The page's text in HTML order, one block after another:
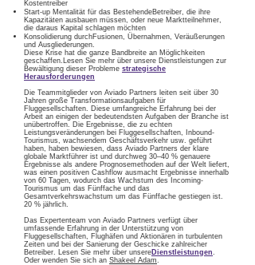
Kostentreiber
Start-up Mentalität für das BestehendeBetreiber, die ihre
Kapazitäten ausbauen müssen, oder neue Marktteilnehmer,
die daraus Kapital schlagen möchten
Konsolidierung durchFusionen, Übernahmen, Veräußerungen
und Ausgliederungen.
Diese Krise hat die ganze Bandbreite an Möglichkeiten
geschaffen. Lesen Sie mehr über unsere Dienstleistungen zur
Bewältigung dieser Probleme strategische
Herausforderungen
Die Teammitglieder von Aviado Partners leiten seit über 30
Jahren große Transformationsaufgaben für
Fluggesellschaften. Diese umfangreiche Erfahrung bei der
Arbeit an einigen der bedeutendsten Aufgaben der Branche ist
unübertroffen. Die Ergebnisse, die zu echten
Leistungsveränderungen bei Fluggesellschaften, Inbound-
Tourismus, wachsendem Geschäftsverkehr usw. geführt
haben, haben bewiesen, dass Aviado Partners der klare
globale Marktführer ist und durchweg 30–40 % genauere
Ergebnisse als andere Prognosemethoden auf der Welt liefert,
was einen positiven Cashflow ausmacht Ergebnisse innerhalb
von 60 Tagen, wodurch das Wachstum des Incoming-
Tourismus um das Fünffache und das
Gesamtverkehrswachstum um das Fünffache gestiegen ist.
20 % jährlich.
Das Expertenteam von Aviado Partners verfügt über
umfassende Erfahrung in der Unterstützung von
Fluggesellschaften, Flughäfen und Aktionären in turbulenten
Zeiten und bei der Sanierung der Geschicke zahlreicher
Betreiber. Lesen Sie mehr über unsere Dienstleistungen.
Oder wenden Sie sich an Shakeel Adam.